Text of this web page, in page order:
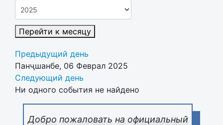
Добро пожаловать на официальный
Перейти к месяцу
Предыдущий день
Панҷшанбе, 06 Феврал 2025
Следующий день
Ни одного события не найдено